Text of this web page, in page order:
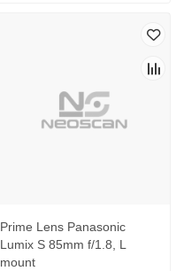
Prime Lens Panasonic
Lumix S 85mm f/1.8, L
mount